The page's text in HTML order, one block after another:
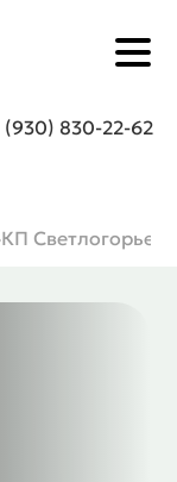
(930) 830-22-62
КП Светлогорье